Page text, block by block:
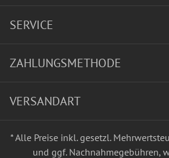
SERVICE
ZAHLUNGSMETHODE
VERSANDART
* Alle Preise inkl. gesetzl.
und ggf. Nachnahmegebühren,